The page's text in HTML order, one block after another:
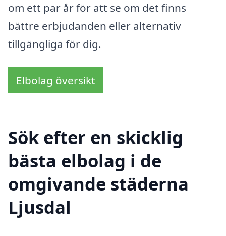
om ett par år för att se om det finns
bättre erbjudanden eller alternativ
tillgängliga för dig.
Elbolag översikt
Sök efter en skicklig
bästa elbolag i de
omgivande städerna
Ljusdal